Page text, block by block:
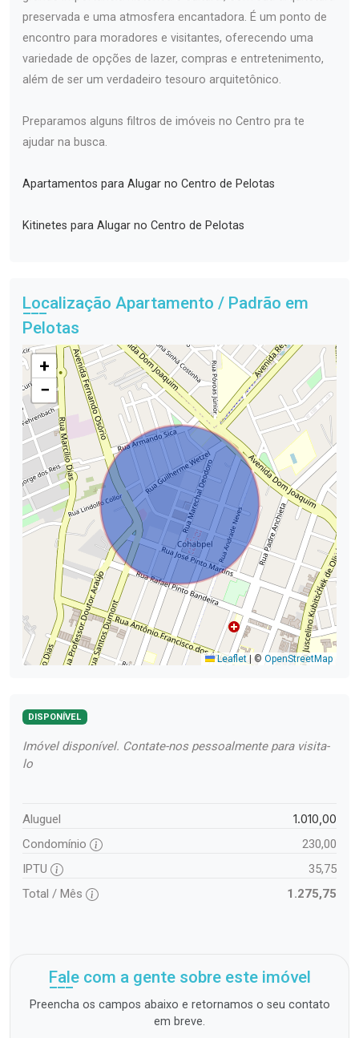
preservada e uma atmosfera encantadora. É um ponto de
encontro para moradores e visitantes, oferecendo uma
variedade de opções de lazer, compras e entretenimento,
além de ser um verdadeiro tesouro arquitetônico.
Preparamos alguns filtros de imóveis no Centro pra te
ajudar na busca.
Apartamentos para Alugar no Centro de Pelotas
Kitinetes para Alugar no Centro de Pelotas
Localização Apartamento / Padrão em
Pelotas
+
−
Leaflet © OpenStreetMap
DISPONÍVEL
Imóvel disponível. Contate-nos pessoalmente para visita-
lo
Aluguel 1.010,00
Condomínio
230,00
IPTU
35,75
Total / Mês
1.275,75
Fale com a gente sobre este imóvel
Preencha os campos abaixo e retornamos o seu contato
em breve.